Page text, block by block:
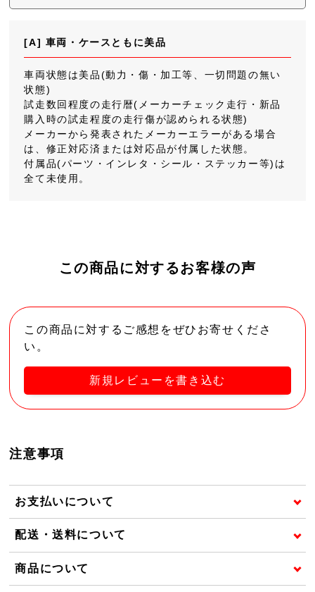
[A] 車両・ケースともに美品
車両状態は美品(動力・傷・加工等、一切問題の無い
状態)
試走数回程度の走行暦(メーカーチェック走行・新品
購入時の試走程度の走行傷が認められる状態)
メーカーから発表されたメーカーエラーがある場合
は、修正対応済または対応品が付属した状態。
付属品(パーツ・インレタ・シール・ステッカー等)は
全て未使用。
この商品に対するお客様の声
この商品に対するご感想をぜひお寄せくださ
い。
新規レビューを書き込む
注意事項
お支払いについて
配送・送料について
商品について